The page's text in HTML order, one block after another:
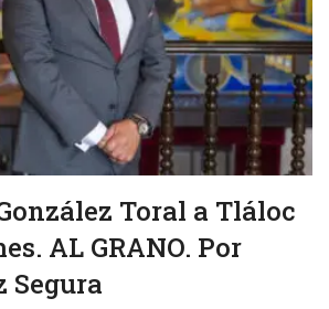
Toral a Tláloc
AL GRANO. Por
Segura